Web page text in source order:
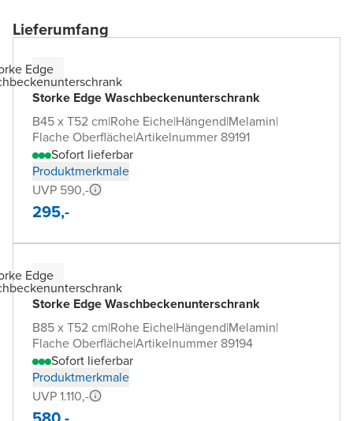
Lieferumfang
Storke Edge Waschbeckenunterschrank
B45 x T52 cm|Rohe Eiche|Hängend|Melamin|
Flache Oberfläche|Artikelnummer 89191
Sofort lieferbar
Produktmerkmale
UVP 590,-
295,-
Storke Edge Waschbeckenunterschrank
B85 x T52 cm|Rohe Eiche|Hängend|Melamin|
Flache Oberfläche|Artikelnummer 89194
Sofort lieferbar
Produktmerkmale
UVP 1.110,-